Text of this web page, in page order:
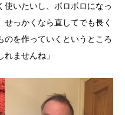
使いたいし、ボロボロになっ
っかくなら直してでも長く
のを作っていくというところ
ませんね」